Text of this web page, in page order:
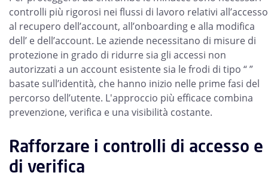
controlli più rigorosi nei flussi di lavoro relativi
al recupero dell’account, all’onboarding e alla modifica
dell’ e dell’account. Le aziende necessitano di misure di
protezione in grado di ridurre sia gli accessi non
autorizzati a un account esistente sia le frodi di tipo “ ”
basate sull’identità, che hanno inizio nelle prime fasi del
percorso dell’utente. L'approccio più efficace combina
prevenzione, verifica e una visibilità costante.
Rafforzare i controlli di accesso e
di verifica